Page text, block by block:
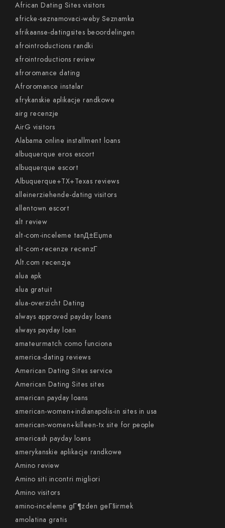
African Dating Sites visitors
africke-seznamovaci-weby Seznamka
afrikaanse-datingsites beoordelingen
afrointroductions randki
afrointroductions review
afroromance dating
Afroromance instalar
afrykanskie aplikacje randkowe
airg recenzje
AirG visitors
Alabama online installment loans
albuquerque eros escort
albuquerque escort
Albuquerque+TX+Texas reviews
alleinerziehende-dating visitors
allentown escort
alt review
alt-com-inceleme tanД±Еџma
alt-com-recenze recenzГ­
Alt.com recenzje
alua apk
alua gratuit
alua-overzicht Dating
always approved payday loans
always payday loan
amateurmatch como funciona
america-dating reviews
American Dating Sites service
American Dating Sites sites
american payday loans
american-women+indianapolis-in sites in usa
american-women+killeen-tx site for people
americash payday loans
amerykanskie aplikacje randkowe
Amino review
Amino siti incontri migliori
Amino visitors
amino-inceleme gГ¶zden geГ§irmek
amolatina gratis